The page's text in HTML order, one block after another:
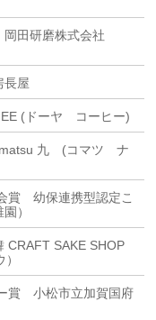
岡田研磨株式会社
長屋
(ドーヤ コーヒー)
九 (コマツ ナ
賞 幼保連携型認定こ
）
SAKE SHOP
賞 小松市立加賀国府